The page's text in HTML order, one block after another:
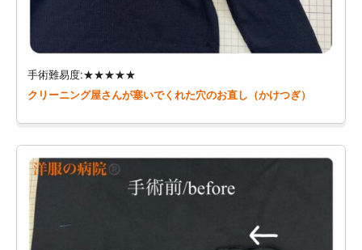
手術難易度:★★★★★
クリーニング屋さんが塞いでくれた穴のお直し（かけつぎ）